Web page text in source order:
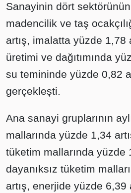
Sanayinin dört
madencilik ve taş
artış, imalatta yüzde 1,78
üretimi ve dağıtımında
su temininde yüzde 0,82
gerçekleşti.
Ana sanayi gruplarının
mallarında yüzde 1,34
tüketim mallarında yüzde
dayanıksız tüketim
artış, enerjide yüzde 6,39